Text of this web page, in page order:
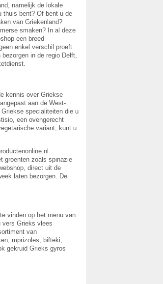
namelijk de lokale
thuis bent? Of bent u de
van Griekenland?
smaken? In al deze
een breed
enkel verschil proeft
in de regio Delft,
kennis over Griekse
aan de West-
specialiteiten die u
een ovengerecht
variant, kunt u
groenten zoals spinazie
direct uit de
laten bezorgen. De
vinden op het menu van
vers Grieks vlees
van
mprizoles, bifteki,
gekruid Grieks gyros